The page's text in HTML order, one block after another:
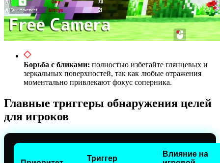
Борьба с бликами: полностью избегайте глянцевых и
зеркальных поверхностей, так как любые отражения
моментально привлекают фокус соперника.
Главные триггеры обнаружения целей
для игроков
Триггер
Влияние на